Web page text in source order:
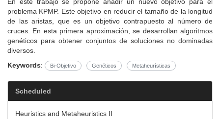
problema KPMP. Este objetivo en reducir el tamaño de la longitud
de las aristas, que es un objetivo contrapuesto al número de
cruces. En esta primera aproximación, se desarrollan algoritmos
genéticos para obtener conjuntos de soluciones no dominadas
diversos.
Keywords: Bi-Objetivo Genéticos Metaheurísticas
Scheduled
Heuristics and Metaheuristics II